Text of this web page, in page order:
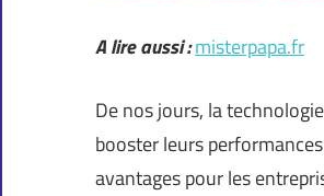
A lire aussi :misterpapa.fr
De nos jours, la
booster leurs
avantages pour les